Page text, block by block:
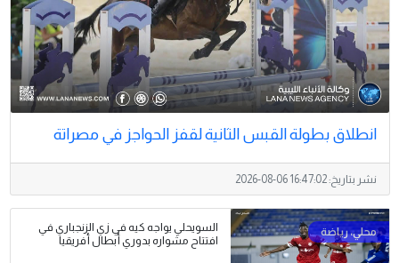
انطلاق بطولة القبس الثانية لقفز الحواجز في مصراتة
نشر بتاريخ:2026-08-06 16:47:02
السويحلي يواجه كيه في زي الزنجباري في
افتتاح مشواره بدوري أبطال أفريقيا